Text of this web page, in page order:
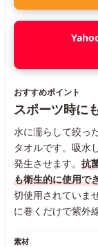
おすすめポイント
スポーツ時に
水に濡らして絞っ
タオルです。吸水
発生させます。 抗
も衛生的に使用で
切使用されていま
に巻くだけで紫外
素材